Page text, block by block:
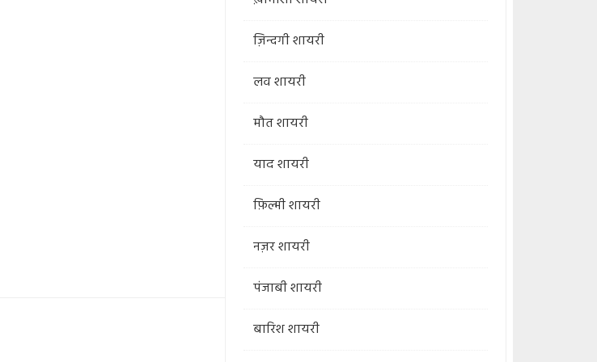
ज़िन्दगी शायरी
लव शायरी
मौत शायरी
याद शायरी
फ़िल्मी शायरी
नज़र शायरी
पंजाबी शायरी
बारिश शायरी